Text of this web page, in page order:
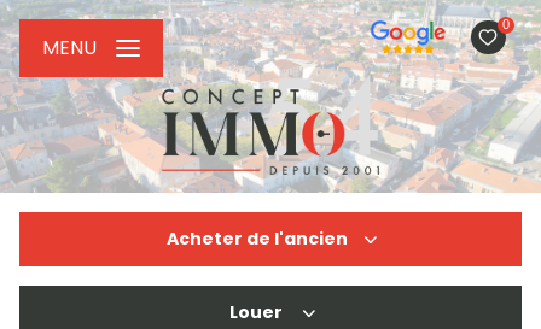
0
MENU
Acheter de l'ancien
Louer